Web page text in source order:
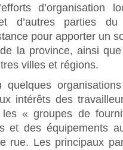
d’autres parties
pour apporter un
la province, ainsi que
villes et régions.
intérêts des
les « groupes de
et des équipements
rue. Les principaux